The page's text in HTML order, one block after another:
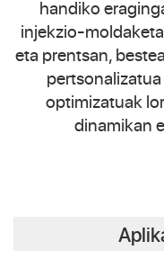
handiko
injekzio-
eta prentsan,
optimizatuak
dinamikan